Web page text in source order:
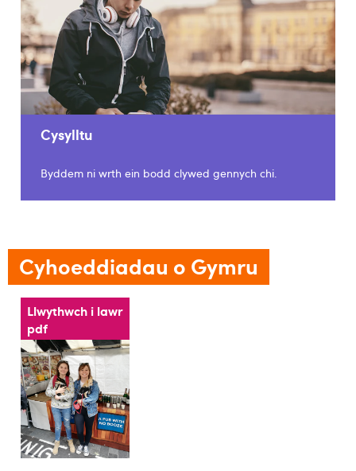
Cysylltu
Byddem ni wrth ein bodd clywed gennych chi.
Cyhoeddiadau o Gymru
Llwythwch i lawr
pdf